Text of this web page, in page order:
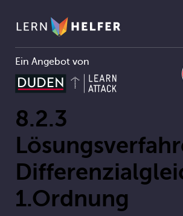
Ein Angebot von
Pfadnavigation
für
8.2.3
1.Ordnung